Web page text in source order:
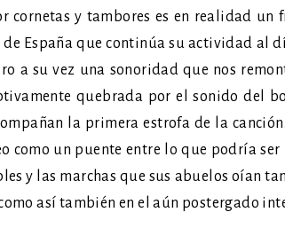
y tambores es en realidad un
España que continúa su actividad al
a su vez una sonoridad que nos
quebrada por el sonido del
la primera estrofa de la
como un puente entre lo que podría
y las marchas que sus abuelos oían
así también en el aún postergado